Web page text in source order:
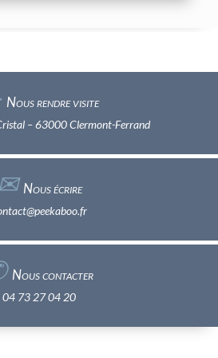
Nous rendre visite
– 63000 Clermont-Ferrand
✉︎Nous écrire
Nous contacter
04 73 27 04 20